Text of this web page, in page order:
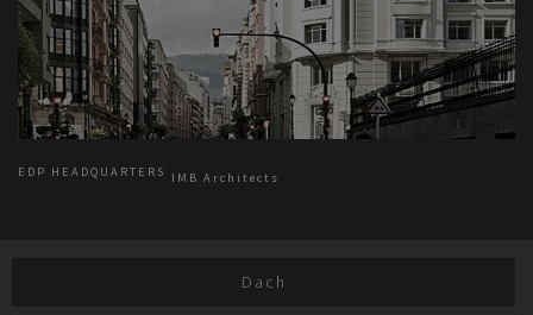
EDP HEADQUARTERS IMB Architects
Dach